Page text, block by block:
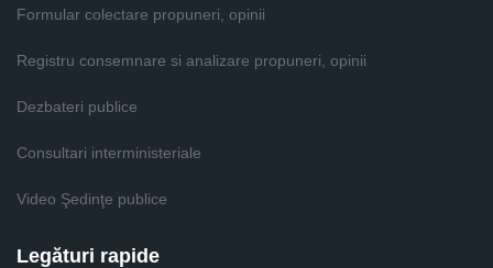
Formular colectare propuneri, opinii
Registru consemnare si analizare propuneri, opinii
Dezbateri publice
Consultari interministeriale
Video Şedinţe publice
Legături rapide